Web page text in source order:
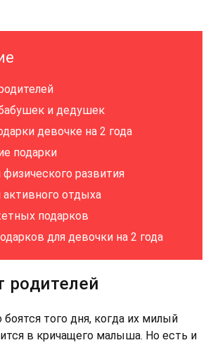
и дедушек
девочке на 2 года
подарки
физического развития
активного отдыха
подарков
для девочки на 2 года
родителей
того дня, когда их милый
в кричащего малыша. Но есть и